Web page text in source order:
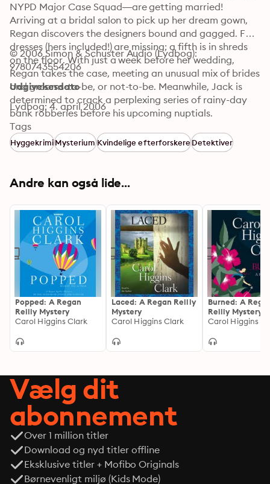
NYPD Major Case Squad—are getting married!
Arriving at a bridal salon to pick up her dream gown,
Regan discovers the designers bound and gagged. Four
dresses (hers included!) are missing; a fifth is in shreds
on the floor. With just a week before her wedding,
Regan takes the case, meeting an unusual mix of brides
and grooms-to-be, or not-to-be. Meanwhile, Jack is
determined to crack a perplexing series of rainy-day
bank robberies before his upcoming nuptials.
© 2006 Simon & Schuster Audio (Lydbog):
9780743554206
Udgivelsesdato
Lydbog: 4. april 2006
Tags
HyggekrimiMysteriumKvindelige efterforskereDetektiver
Andre kan også lide...
Popped: A Regan
Reilly Mystery
Carol Higgins Clark
Laced: A Regan Reilly
Mystery
Carol Higgins Clark
Burned: A
Reilly Mystery
Carol Higgins
Vælg dit
abonnement
Over 1 million titler
Download og nyd titler offline
Eksklusive titler + Mofibo Originals
Børnevenligt miljø (Kids Mode)